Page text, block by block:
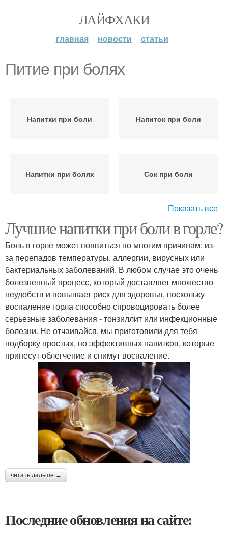
ЛАЙФХАКИ
главная новости статьи
Питие при болях
Напитки при боли Напиток при боли
Напитки при болях Сок при боли
Полоскания при боли Боли в горле
Показать все
Лучшие напитки при боли в горле?
Боль в горле может появиться по многим причинам: из-
за перепадов температуры, аллергии, вирусных или
бактериальных заболеваний. В любом случае это очень
болезненный процесс, который доставляет множество
неудобств и повышает риск для здоровья, поскольку
воспаление горла способно спровоцировать более
серьезные заболевания - тонзиллит или инфекционные
болезни. Не отчаивайся, мы приготовили для тебя
подборку простых, но эффективных напитков, которые
принесут облегчение и снимут воспаление.
читать дальше →
Последние обновления на сайте: